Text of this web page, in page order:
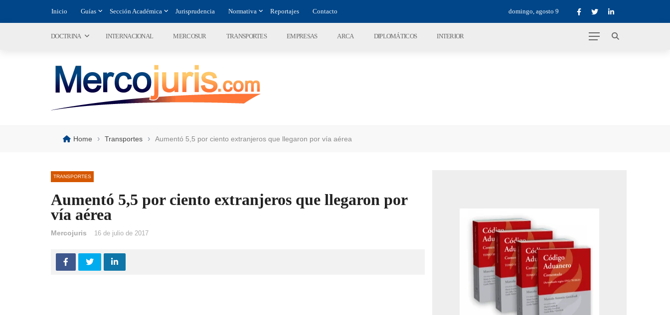
Inicio Guías Sección Académica Jurisprudencia Normativa Reportajes Contacto domingo, agosto 9
DOCTRINA INTERNACIONAL MERCOSUR TRANSPORTES EMPRESAS ARCA DIPLOMÁTICOS INTERIOR
Home › Transportes › Aumentó 5,5 por ciento extranjeros que llegaron por vía aérea
TRANSPORTES
Aumentó 5,5 por ciento extranjeros que llegaron por
vía aérea
Mercojuris 16 de julio de 2017